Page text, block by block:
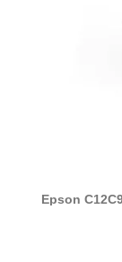
Epson